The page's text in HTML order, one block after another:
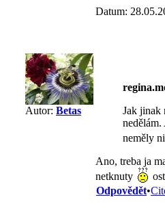
Autor: Betas
Datum:
Jak jinak
neměly
Ano, treba ja
netknuty
Odpovědět•